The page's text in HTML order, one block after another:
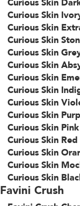
Curious Skin
Curious Skin
Curious Skin
Curious Skin
Curious Skin Grey
Curious Skin
Curious Skin
Curious Skin
Curious Skin
Curious Skin
Curious Skin Pink
Curious Skin Red
Curious Skin
Curious Skin
Curious Skin
Favini Crush